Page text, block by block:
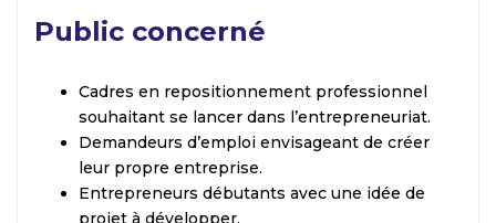
Public concerné
Cadres en repositionnement professionnel
souhaitant se lancer dans l’entrepreneuriat.
Demandeurs d’emploi envisageant de créer
leur propre entreprise.
Entrepreneurs débutants avec une idée de
projet à développer.